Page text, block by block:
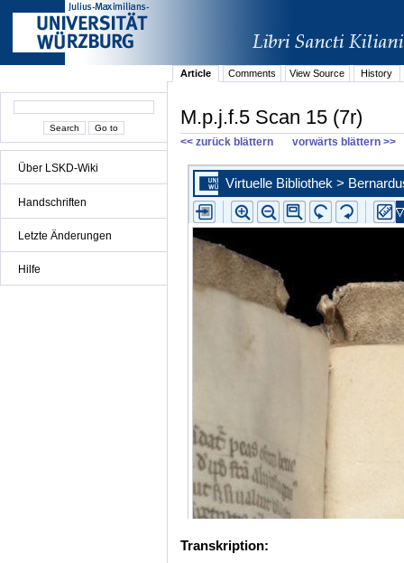
Über LSKD-Wiki
Handschriften
Letzte Änderungen
Hilfe
Article Comments View Source History
M.p.j.f.5 Scan 15 (7r)
<< zurück blättern vorwärts blättern >>
Transkription: